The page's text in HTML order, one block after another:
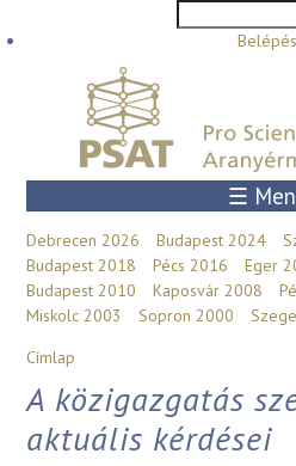
Belépés
☰
Debrecen 2026 Budapest 2024
Budapest 2018
Pécs 2016 Eger
Budapest 2010
Kaposvár 2008
Miskolc 2003
Sopron 2000
Jelenlegi hely
Címlap
A közigazgatás
aktuális kérdései